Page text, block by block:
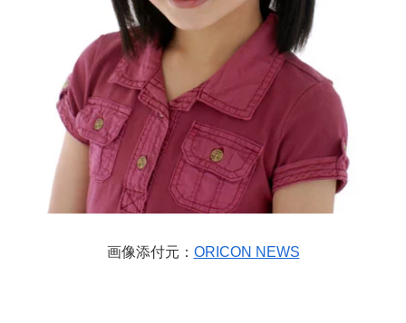
画像添付元： ORICON NEWS